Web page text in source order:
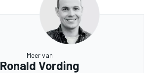
Meer van
Ronald Vording